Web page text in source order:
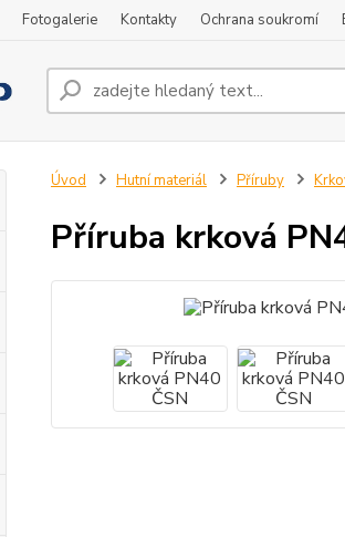
Fotogalerie Kontakty Ochrana soukromí
Úvod Hutní materiál Příruby
Příruba krková